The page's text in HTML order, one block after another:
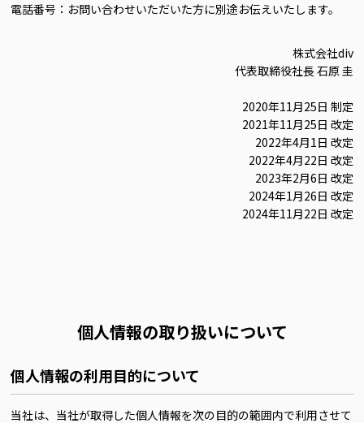
電話番号：お問い合わせいただいた方に別途お伝えいたします。
株式会社div
代表取締役社長 石原 圭
2020年11月25日 制定
2021年11月25日 改定
2022年4月1日 改定
2022年4月22日 改定
2023年2月6日 改定
2024年1月26日 改定
2024年11月22日 改定
個人情報の取り扱いについて
個人情報の利用目的について
当社は、当社が取得した個人情報を次の目的の範囲内で利用させて